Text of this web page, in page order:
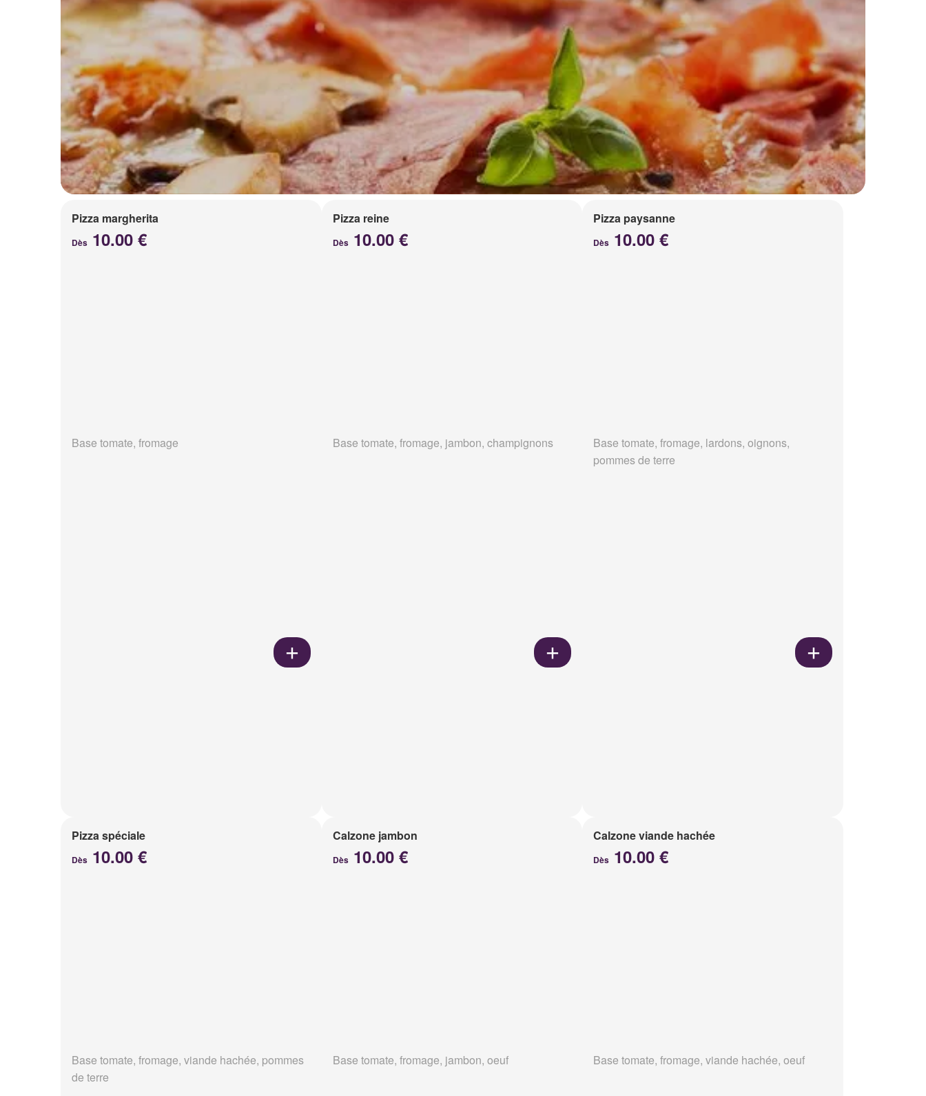
Pizza margherita
Dès 10.00 €
Base tomate, fromage
Pizza reine
Dès10.00 €
Base tomate, fromage, jambon, champignons
Pizza paysanne
Dès 10.00 €
Base tomate, fromage, lardons, oignons,
pommes de terre
Pizza spéciale
Dès 10.00 €
Base tomate, fromage, viande hachée, pommes
de terre
Calzone jambon
Dès10.00 €
Base tomate, fromage, jambon, oeuf
Calzone viande hachée
Dès 10.00 €
Base tomate, fromage, viande hachée, oeuf